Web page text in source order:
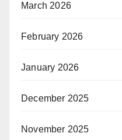
March 2026
February 2026
January 2026
December 2025
November 2025